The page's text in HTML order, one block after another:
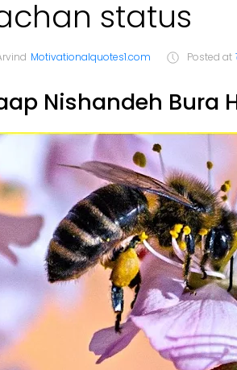
status
Motivationalquotes1.com Posted at
Nishandeh Bura